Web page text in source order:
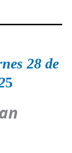
28 de
5